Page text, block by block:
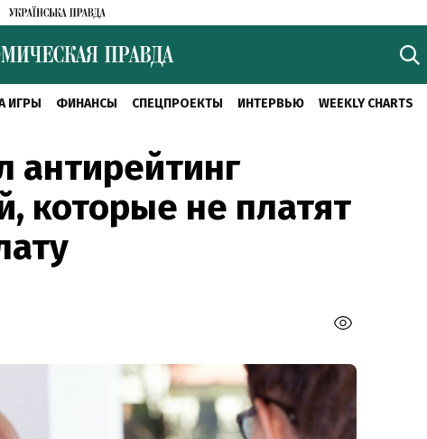
ИГРЫ ФИНАНСЫ СПЕЦПРОЕКТЫ ИНТЕРВЬЮ WEEKLY CHARTS
антирейтинг
которые не платят